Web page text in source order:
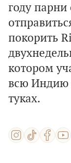
году
покорить
котором
всю Индию
туках.